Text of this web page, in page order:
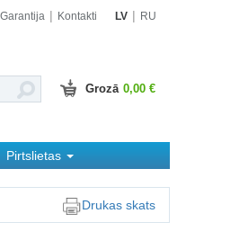
Garantija Kontakti LV RU
Grozā 0,00 €
Pirtslietas
Drukas skats